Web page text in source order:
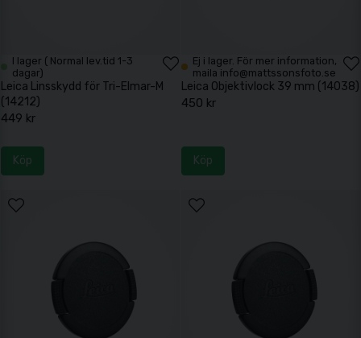
I lager ( Normal lev.tid 1-3
dagar)
Leica Linsskydd för Tri-Elmar-M
(14212)
449 kr
Köp
Ej i lager. För mer information,
maila info@mattssonsfoto.se
Leica Objektivlock 39 mm (14038)
450 kr
Köp